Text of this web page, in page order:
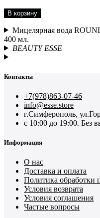
В корзину
Мицелярная вода
400 мл.
BEAUTY ESSE
Контакты
+7(978)863-07-46
info@esse.store
г.Симферополь,
с 10:00 до 19:00. Без
Информация
О нас
Доставка и оплата
Политика обработки
Условия возврата
Условия соглашения
Частые вопросы